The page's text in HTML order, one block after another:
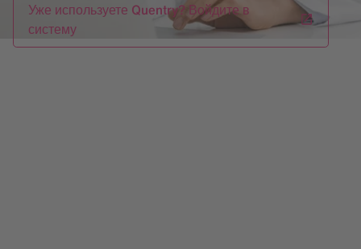
Уже используете Quentry? Войдите в
систему